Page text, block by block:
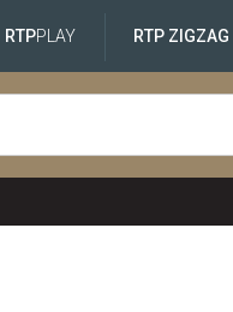
RTPPLAY RTP ZIGZAG